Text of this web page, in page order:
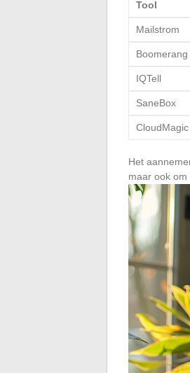
Tool
Mailstrom
Boomerang
IQTell
SaneBox
CloudMagic
Het
maar ook om